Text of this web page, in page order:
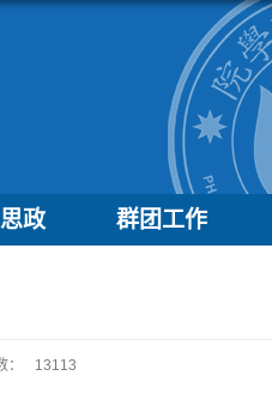
政 群团工作
13113